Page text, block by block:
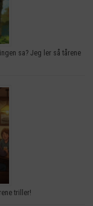
sa? Jeg ler så tårene
triller!